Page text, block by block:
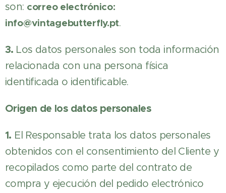
son: correo electrónico:
info@vintagebutterfly.pt.
3. Los datos personales son toda información
relacionada con una persona física
identificada o identificable.
Origen de los datos personales
1. El Responsable trata los datos personales
obtenidos con el consentimiento del Cliente y
recopilados como parte del contrato de
compra y ejecución del pedido electrónico